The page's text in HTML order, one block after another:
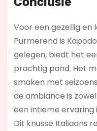
Voor een gezellig en
Purmerend is
gelegen, biedt het
prachtig pand. Het
smaken met
de ambiance is
een intieme ervaring
Dit knusse Italiaans